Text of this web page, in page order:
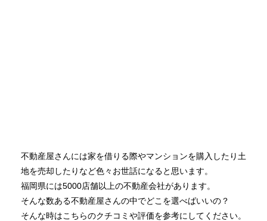
不動産屋さんには家を借りる際やマンションを購入したり土
地を売却したりなど色々お世話になると思います。
福岡県には5000店舗以上の不動産会社があります。
そんな数ある不動産屋さんの中でどこを選べばいいの？
そんな時はこちらのクチコミや評価を参考にしてください。